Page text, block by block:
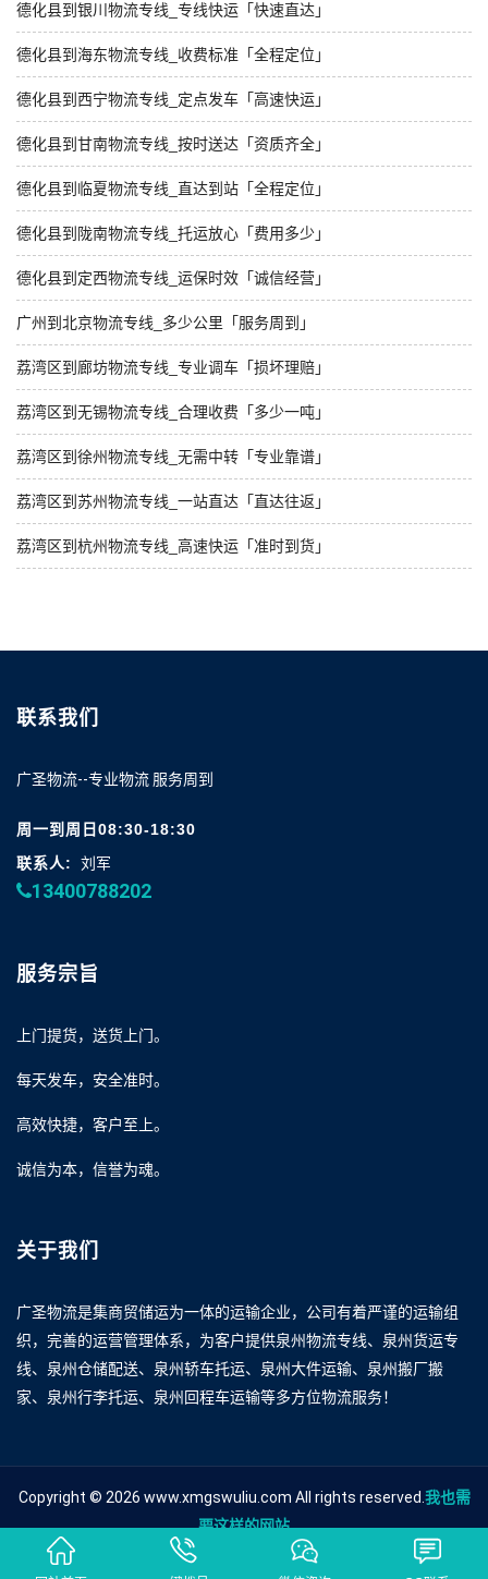
德化县到银川物流专线_专线快运「快速直达」
德化县到海东物流专线_收费标准「全程定位」
德化县到西宁物流专线_定点发车「高速快运」
德化县到甘南物流专线_按时送达「资质齐全」
德化县到临夏物流专线_直达到站「全程定位」
德化县到陇南物流专线_托运放心「费用多少」
德化县到定西物流专线_运保时效「诚信经营」
广州到北京物流专线_多少公里「服务周到」
荔湾区到廊坊物流专线_专业调车「损坏理赔」
荔湾区到无锡物流专线_合理收费「多少一吨」
荔湾区到徐州物流专线_无需中转「专业靠谱」
荔湾区到苏州物流专线_一站直达「直达往返」
荔湾区到杭州物流专线_高速快运「准时到货」
联系我们
广圣物流--专业物流 服务周到
周一到周日08:30-18:30
联系人:
刘军
13400788202
服务宗旨
上门提货，送货上门。
每天发车，安全准时。
高效快捷，客户至上。
诚信为本，信誉为魂。
关于我们
广圣物流是集商贸储运为一体的运输企业，公司有着严谨的运输组
织，完善的运营管理体系，为客户提供泉州物流专线、泉州货运专
线、泉州仓储配送、泉州轿车托运、泉州大件运输、泉州搬厂搬
家、泉州行李托运、泉州回程车运输等多方位物流服务！
Copyright © 2026 www.xmgswuliu.com All rights reserved.我也需
要这样的网站
友情链接 泉州到海北物流 泉州到海北货运 泉州到海北物流公司